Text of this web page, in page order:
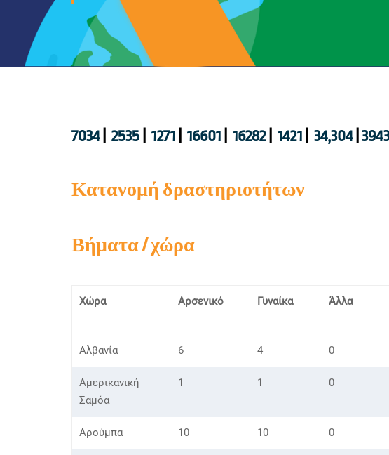
7034 2535 1271 16601 16282 1421 34,304
Κατανομή δραστηριοτήτων
Βήματα / χώρα
Χώρα Αρσενικό Γυναίκα Άλλα
Αλβανία 6 4 0
Αμερικανική
Σαμόα
1 1 0
Αρούμπα 10 10 0